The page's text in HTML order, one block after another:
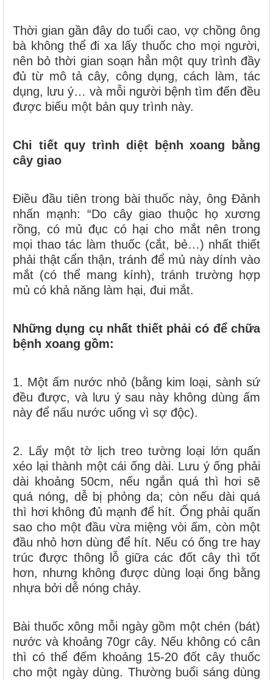
Thời gian gần đây do tuổi cao, vợ chồng ông
bà không thể đi xa lấy thuốc cho mọi người,
nên bỏ thời gian soạn hẳn một quy trình đầy
đủ từ mô tả cây, công dụng, cách làm, tác
dụng, lưu ý… và mỗi người bệnh tìm đến đều
được biếu một bản quy trình này.
Chi tiết quy trình diệt bệnh xoang bằng
cây giao
Điều đầu tiên trong bài thuốc này, ông Đảnh
nhấn mạnh: “Do cây giao thuộc họ xương
rồng, có mủ đục có hại cho mắt nên trong
mọi thao tác làm thuốc (cắt, bẻ…) nhất thiết
phải thật cẩn thận, tránh để mủ này dính vào
mắt (có thể mang kính), tránh trường hợp
mủ có khả năng làm hại, đui mắt.
Những dụng cụ nhất thiết phải có để chữa
bệnh xoang gồm:
1. Một ấm nước nhỏ (bằng kim loại, sành sứ
đều được, và lưu ý sau này không dùng ấm
này để nấu nước uống vì sợ độc).
2. Lấy một tờ lịch treo tường loại lớn quấn
xéo lại thành một cái ống dài. Lưu ý ống phải
dài khoảng 50cm, nếu ngắn quá thì hơi sẽ
quá nóng, dễ bị phỏng da; còn nếu dài quá
thì hơi không đủ mạnh để hít. Ống phải quấn
sao cho một đầu vừa miệng vòi ấm, còn một
đầu nhỏ hơn dùng để hít. Nếu có ống tre hay
trúc được thông lỗ giữa các đốt cây thì tốt
hơn, nhưng không được dùng loại ống bằng
nhựa bởi dễ nóng chảy.
Bài thuốc xông mỗi ngày gồm một chén (bát)
nước và khoảng 70gr cây. Nếu không có cân
thì có thể đếm khoảng 15-20 đốt cây thuốc
cho một ngày dùng. Thường buổi sáng dùng